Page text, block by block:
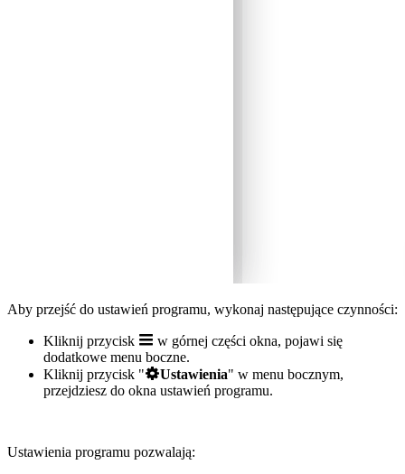
Aby przejść do ustawień programu, wykonaj następujące czynności:
Kliknij przycisk
w górnej części okna, pojawi się
dodatkowe menu boczne.
Kliknij przycisk "
Ustawienia" w menu bocznym,
przejdziesz do okna ustawień programu.
Ustawienia programu pozwalają: